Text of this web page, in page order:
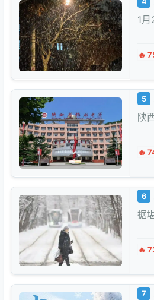
1
🔥
5
陕
🔥
6
据
🔥
7